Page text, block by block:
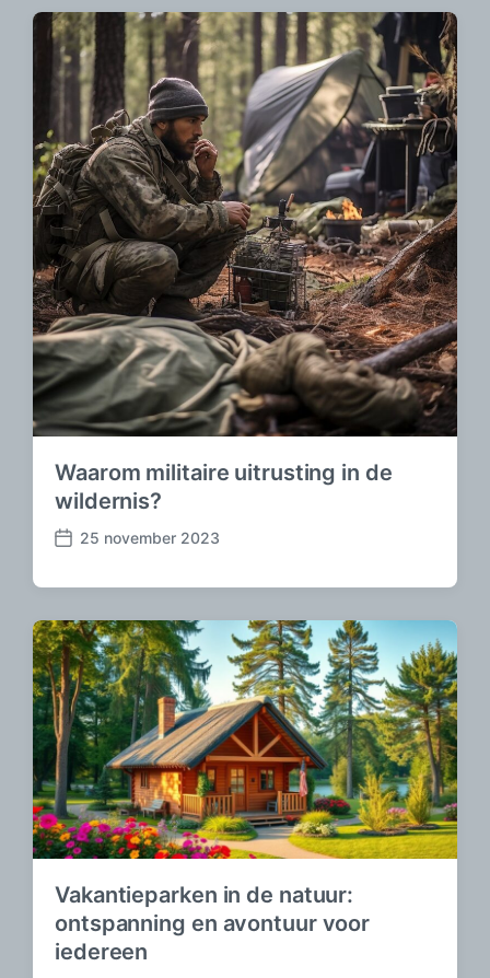
Waarom militaire uitrusting in de
wildernis?
B
i
c
h
t
d
a
t
u
m
25 november 2023
Vakantieparken in de natuur:
ontspanning en avontuur voor
iedereen